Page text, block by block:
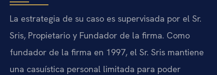
La estrategia de su caso es supervisada por el Sr.
Sris, Propietario y Fundador de la firma. Como
fundador de la firma en 1997, el Sr. Sris mantiene
una casuística personal limitada para poder